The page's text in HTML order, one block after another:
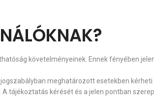
követelményeinek. Ennek fényében
meghatározott esetekben
tájékoztatás kérését és a jelen pontban